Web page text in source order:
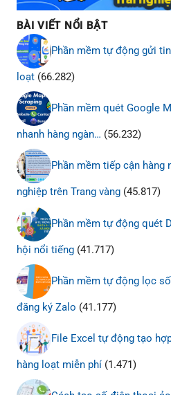
BÀI VIẾT NỔI BẬT
Phần mềm tự động gửi
loạt (66.282)
Phần mềm quét Google
nhanh hàng ngàn… (56.232)
Phần mềm tiếp cận hàng
nghiệp trên Trang vàng (45.817)
Phần mềm tự động quét
hội nổi tiếng (41.717)
Phần mềm tự động lọc
đăng ký Zalo (41.177)
File Excel tự động tạo
hàng loạt miễn phí (1.471)